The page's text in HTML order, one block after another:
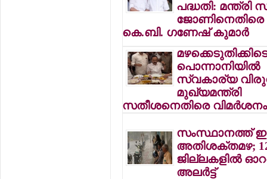
പദ്ധതി: മന്ത്രി
ജോണിനെതിരെ
കെ.ബി. ഗണേഷ് കുമാര്‍
പൊന്നാനിയില്‍
സ്വകാര്യ
മുഖ്യമന്ത്രി
സതീശനെതിരെ വിമര്‍ശനം
സംസ്ഥാനത്ത്
അതിശക്തമഴ;
ജില്ലകളില്‍
അലര്‍ട്ട്